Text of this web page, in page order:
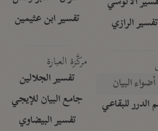
تفسير الرازي
أضواء البيان
الدرر للبقاعي
تفسير ابن عثيمين
مركَّزة العبارة
تفسير الجلالين
جامع البيان للإيجي
تفسير البيضاوي